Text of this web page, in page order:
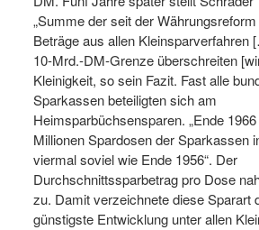
„Summe der seit der
Beträge aus allen Kleinsparverfahren
10-Mrd.-DM-Grenze überschreiten
Kleinigkeit, so sein Fazit. Fast alle
Sparkassen beteiligten sich am
Heimsparbüchsensparen. „Ende
Millionen Spardosen der Sparkassen
viermal soviel wie Ende 1956“. Der
Durchschnittssparbetrag pro Dose
zu. Damit verzeichnete diese Sparart
günstigste Entwicklung unter allen